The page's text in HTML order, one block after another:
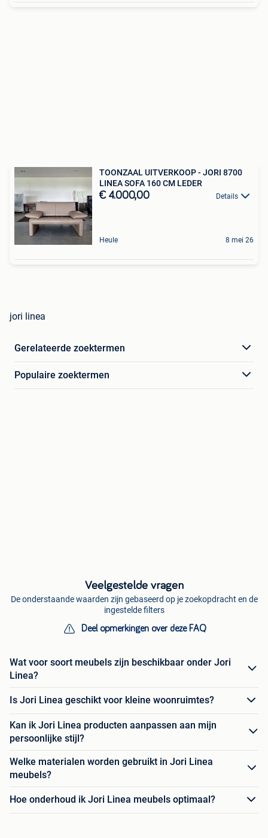
TOONZAAL UITVERKOOP - JORI 8700
LINEA SOFA 160 CM LEDER
€ 4.000,00 Details
Heule 8 mei 26
jori linea
Gerelateerde zoektermen
Populaire zoektermen
Veelgestelde vragen
De onderstaande waarden zijn gebaseerd op je zoekopdracht en de
ingestelde filters
Deel opmerkingen over deze FAQ
Wat voor soort meubels zijn beschikbaar onder Jori
Linea?
Is Jori Linea geschikt voor kleine woonruimtes?
Kan ik Jori Linea producten aanpassen aan mijn
persoonlijke stijl?
Welke materialen worden gebruikt in Jori Linea
meubels?
Hoe onderhoud ik Jori Linea meubels optimaal?